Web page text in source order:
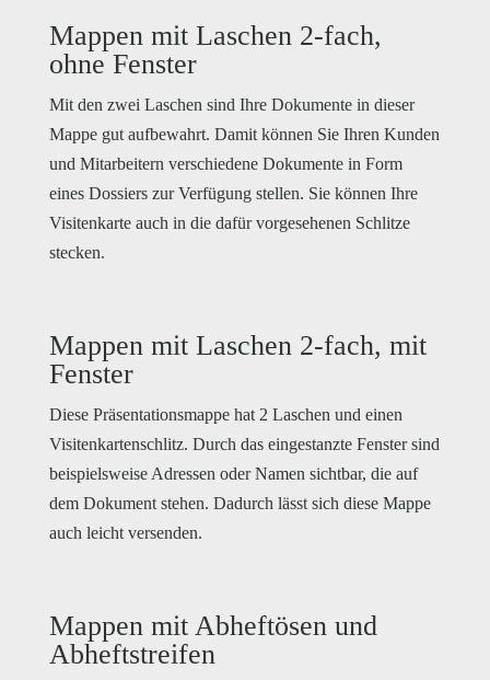
Mappen mit Laschen 2-fach,
ohne Fenster
Mit den zwei Laschen sind Ihre Dokumente in dieser
Mappe gut aufbewahrt. Damit können Sie Ihren Kunden
und Mitarbeitern verschiedene Dokumente in Form
eines Dossiers zur Verfügung stellen. Sie können Ihre
Visitenkarte auch in die dafür vorgesehenen Schlitze
stecken.
Mappen mit Laschen 2-fach, mit
Fenster
Diese Präsentationsmappe hat 2 Laschen und einen
Visitenkartenschlitz. Durch das eingestanzte Fenster sind
beispielsweise Adressen oder Namen sichtbar, die auf
dem Dokument stehen. Dadurch lässt sich diese Mappe
auch leicht versenden.
Mappen mit Abheftösen und
Abheftstreifen